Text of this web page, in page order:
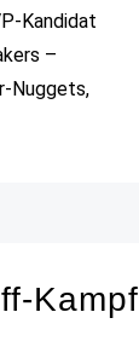
Kandidat
–
Nuggets,
Kampf